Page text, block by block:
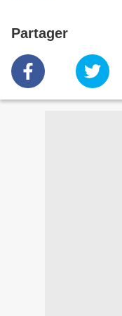
Partager